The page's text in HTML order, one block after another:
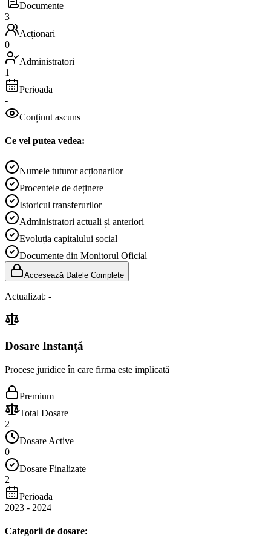
Documente
3
Acționari
0
Administratori
1
Perioada
-
Conținut ascuns
Ce vei putea vedea:
Numele tuturor acționarilor
Procentele de deținere
Istoricul transferurilor
Administratori actuali și anteriori
Evoluția capitalului social
Documente din Monitorul Oficial
Accesează Datele Complete
Actualizat: -
Dosare Instanță
Procese juridice în care firma este implicată
Premium
Total Dosare
2
Dosare Active
0
Dosare Finalizate
2
Perioada
2023 - 2024
Categorii de dosare: